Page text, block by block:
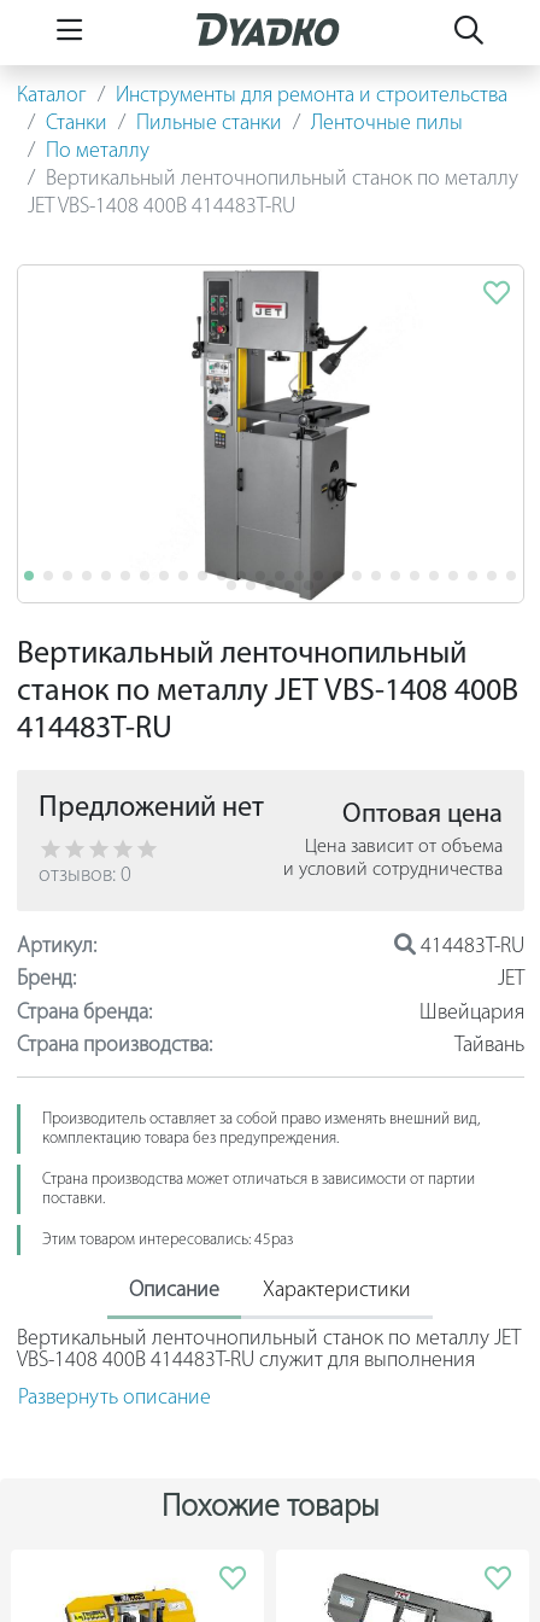
Каталог
Инструменты для ремонта и строительства
Станки
Пильные станки
Ленточные пилы
По металлу
Вертикальный ленточнопильный станок по металлу
JET VBS-1408 400В 414483T-RU
Вертикальный ленточнопильный
станок по металлу JET VBS-1408 400В
414483T-RU
Предложений нет
отзывов: 0
Оптовая цена
Цена зависит от объема
и условий сотрудничества
Артикул:
414483T-RU
Бренд:
JET
Страна бренда:
Швейцария
Страна производства:
Тайвань
Производитель оставляет за собой право изменять внешний вид,
комплектацию товара без предупреждения.
Страна производства может отличаться в зависимости от партии
поставки.
Этим товаром интересовались: 45раз
Описание Характеристики
Вертикальный ленточнопильный станок по металлу JET
VBS-1408 400В 414483T-RU служит для выполнения
различных операций по пилению заготовок из
металла.
стола на 8 градусов вперед и назад, на 15 градусов
вправо, и на 12 градусов влево.
увеличительным стеклом обеспечивает повышенную
точность пиления.
Развернуть описание
Похожие товары